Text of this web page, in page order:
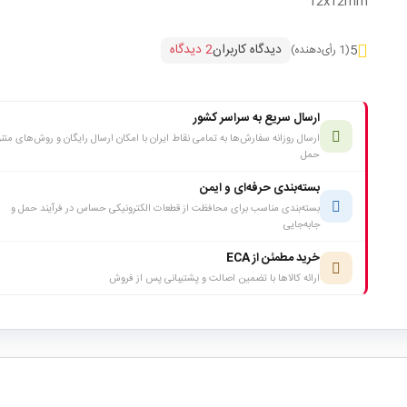
5(1 رأی‌دهنده) دیدگاه کاربران2 دیدگاه
ارسال سریع به سراسر کشور
ارسال روزانه سفارش‌ها به تمامی نقاط ایران با امکان ارسال رایگان و روش‌های
حمل
بسته‌بندی حرفه‌ای و ایمن
بسته‌بندی مناسب برای محافظت از قطعات الکترونیکی حساس در فرآیند حمل و
جابه‌جایی
خرید مطمئن از ECA
ارائه کالاها با تضمین اصالت و پشتیبانی پس از فروش